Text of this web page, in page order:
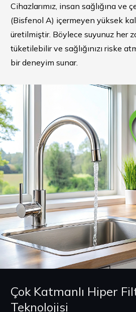
Cihazlarımız, insan sağlığına ve
(Bisfenol A) içermeyen yüksek
üretilmiştir. Böylece suyunuz her
tüketilebilir ve sağlığınızı riske
bir deneyim sunar.
Çok Katmanlı Hiper
Teknolojisi